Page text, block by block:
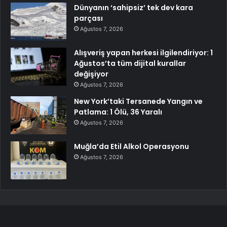
Dünyanın ‘sahipsiz’ tek dev kara
parçası
Ağustos 7, 2026
Alışveriş yapan herkesi ilgilendiriyor: 1
Ağustos’ta tüm dijital kurallar
değişiyor
Ağustos 7, 2026
New York’taki Tersanede Yangın ve
Patlama: 1 Ölü, 36 Yaralı
Ağustos 7, 2026
Muğla’da Etil Alkol Operasyonu
Ağustos 7, 2026